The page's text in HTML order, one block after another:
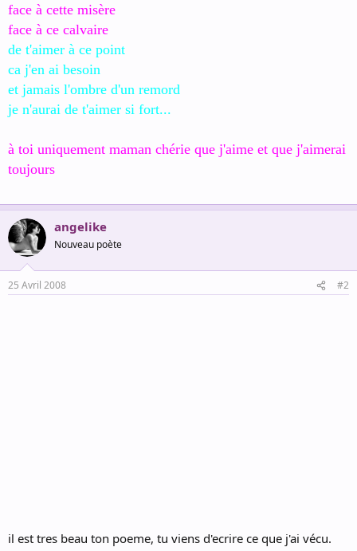
face à cette misère
face à ce calvaire
de t'aimer à ce point
ca j'en ai besoin
et jamais l'ombre d'un remord
je n'aurai de t'aimer si fort...
à toi uniquement maman chérie que j'aime et que j'aimerai
toujours
angelike
Nouveau poète
25 Avril 2008 #2
il est tres beau ton poeme, tu viens d'ecrire ce que j'ai vécu.